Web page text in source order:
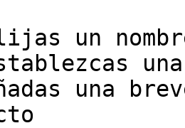
un
una